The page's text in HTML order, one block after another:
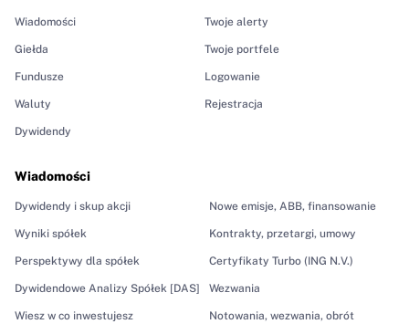
Wiadomości
Giełda
Fundusze
Waluty
Dywidendy
Wiadomości
Dywidendy i skup akcji
Wyniki spółek
Perspektywy dla spółek
Dywidendowe Analizy Spółek [DAS]
Wiesz w co inwestujesz
Nowe emisje, ABB, finansowanie
Kontrakty, przetargi, umowy
Certyfikaty Turbo (ING N.V.)
Wezwania
Notowania, wezwania, obrót
Twoje alerty
Twoje portfele
Logowanie
Rejestracja